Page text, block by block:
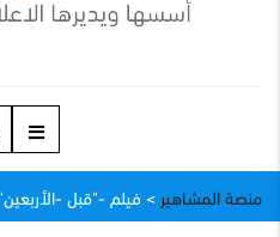
منصة المشاهير > فيلم -"قبل -